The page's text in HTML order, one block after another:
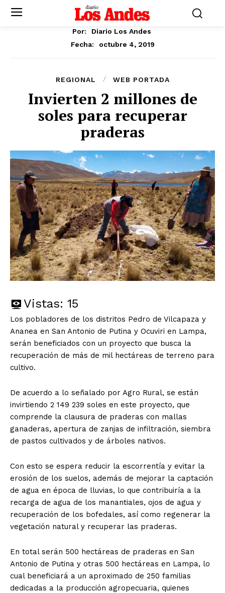
Por:
Diario Los Andes
Fecha:
octubre 4, 2019
REGIONAL WEB PORTADA
Invierten 2 millones de
soles para recuperar
praderas
Vistas: 15
Los pobladores de los distritos Pedro de Vilcapaza y
Ananea en San Antonio de Putina y Ocuviri en Lampa,
serán beneficiados con un proyecto que busca la
recuperación de más de mil hectáreas de terreno para
cultivo.
De acuerdo a lo señalado por Agro Rural, se están
invirtiendo 2 149 239 soles en este proyecto, que
comprende la clausura de praderas con mallas
ganaderas, apertura de zanjas de infiltración, siembra
de pastos cultivados y de árboles nativos.
Con esto se espera reducir la escorrentía y evitar la
erosión de los suelos, además de mejorar la captación
de agua en época de lluvias, lo que contribuiría a la
recarga de agua de los manantiales, ojos de agua y
recuperación de los bofedales, así como regenerar la
vegetación natural y recuperar las praderas.
En total serán 500 hectáreas de praderas en San
Antonio de Putina y otras 500 hectáreas en Lampa, lo
cual beneficiará a un aproximado de 250 familias
dedicadas a la producción agropecuaria, quienes